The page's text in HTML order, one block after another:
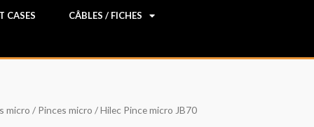
CASES CÂBLES / FICHES
micro / Pinces micro / Hilec Pince micro JB70